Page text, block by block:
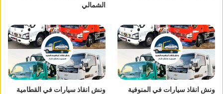
الشمالي
ونش انقاذ سيارات في المنوفية ونش انقاذ سيارات في القطامية